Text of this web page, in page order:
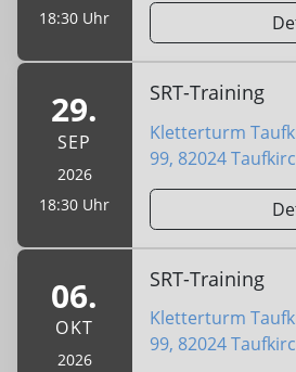
18:30 Uhr
29.
SEP
2026
18:30 Uhr
SRT-Training
Kletterturm
99, 82024
06.
OKT
2026
SRT-Training
Kletterturm
99, 82024